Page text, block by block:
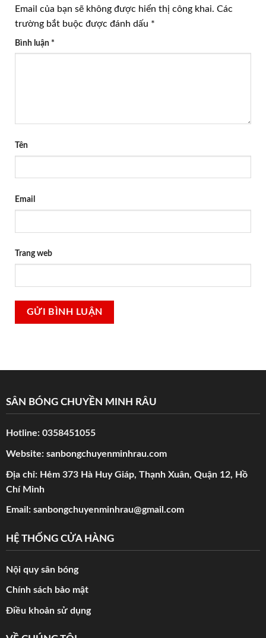
Email của bạn sẽ không được hiển thị công khai. Các
trường bắt buộc được đánh dấu *
Bình luận *
Tên
Email
Trang web
SÂN BÓNG CHUYỀN MINH RÂU
Hotline: 0358451055
Website: sanbongchuyenminhrau.com
Địa chỉ: Hẻm 373 Hà Huy Giáp, Thạnh Xuân, Quận 12, Hồ
Chí Minh
Email: sanbongchuyenminhrau@gmail.com
HỆ THỐNG CỬA HÀNG
Nội quy sân bóng
Chính sách bảo mật
Điều khoản sử dụng